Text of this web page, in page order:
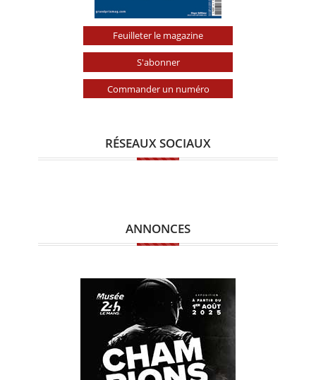
Feuilleter le magazine
S'abonner
Commander un numéro
RÉSEAUX SOCIAUX
ANNONCES